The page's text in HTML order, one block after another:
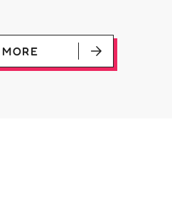
MORE